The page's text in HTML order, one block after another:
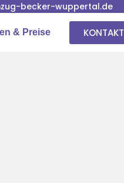
becker-wuppertal.de
& Preise KONTAKT